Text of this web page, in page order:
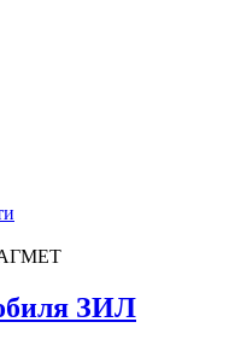
ЗИЛ